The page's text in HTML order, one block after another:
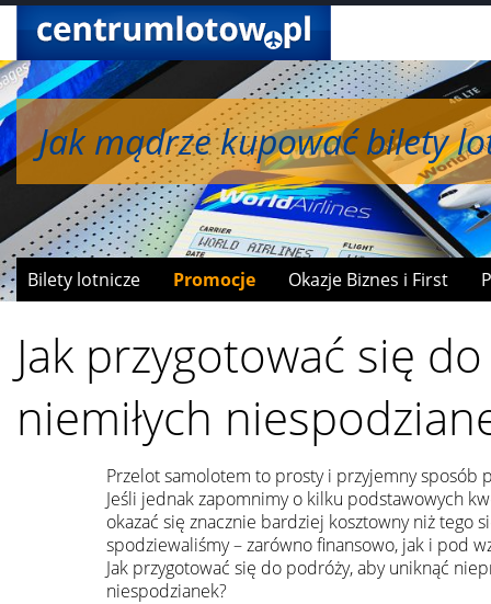
Bilety lotnicze Promocje Okazje Biznes i First
Jak mądrze kupować bilety
Jak wymieniać mile na
Jak przygotować się
niemiłych
Przelot samolotem to prosty i przyjemny sposób
Jeśli jednak zapomnimy o kilku podstawowych
okazać się znacznie bardziej kosztowny niż tego
spodziewaliśmy – zarówno finansowo, jak i pod
Jak przygotować się do podróży, aby uniknąć
niespodzianek?